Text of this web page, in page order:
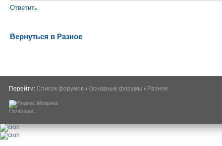
Ответить
Вернуться в Разное
Перейти: Список форумов › Основные форумы › Разное
Печеньки: